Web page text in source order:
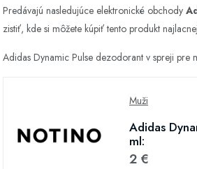
Predávajú nasledujúce elektronické obchody
zistiť, kde si môžete kúpiť tento produkt
Adidas Dynamic Pulse dezodorant v spreji
Muži
Adidas
ml:
2 €